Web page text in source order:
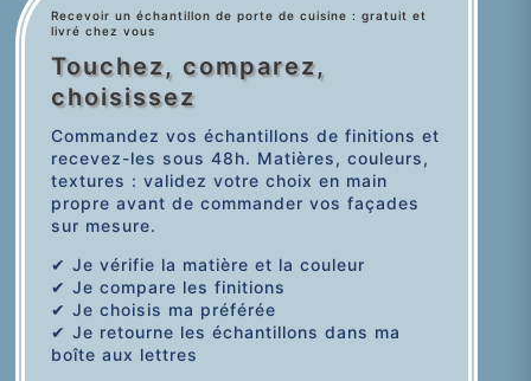
Recevoir un échantillon de porte de cuisine : gratuit et
livré chez vous
Touchez, comparez,
choisissez
Commandez vos échantillons de finitions et
recevez-les sous 48h. Matières, couleurs,
textures : validez votre choix en main
propre avant de commander vos façades
sur mesure.
✔ Je vérifie la matière et la couleur
✔ Je compare les finitions
✔ Je choisis ma préférée
✔ Je retourne les échantillons dans ma
boîte aux lettres